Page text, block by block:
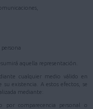
aquella representación.
cualquier medio válido en
su existencia. A estos efectos, se
mediante:
comparecencia personal o